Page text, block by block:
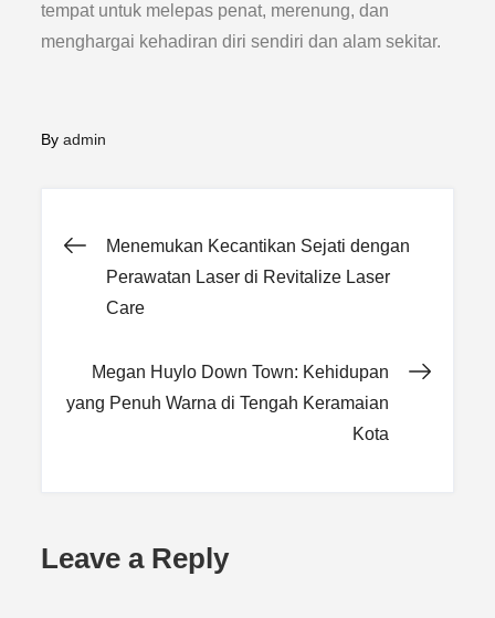
tempat untuk melepas penat, merenung, dan
menghargai kehadiran diri sendiri dan alam sekitar.
Byadmin
Post
navigation
Menemukan Kecantikan Sejati dengan
Perawatan Laser di Revitalize Laser
Care
Megan Huylo Down Town: Kehidupan
yang Penuh Warna di Tengah Keramaian
Kota
Leave a Reply